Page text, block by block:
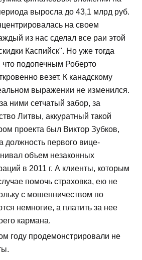
выросла до 43,1 млрд руб.
на своем
из нас сделал все раи этой
Каспийск". Но уже тогда
что подопечным Роберто
везет. К канадскому
выражении не изменился.
ними сетчатый забор, за
Литвы, аккуратный такой
проекта был Виктор Зубков,
должность первого вице-
объем незаконных
в 2011 г. А клиенты, которым
помочь страховка, ею не
с мошенничеством по
немногие, а платить за нее
кармана.
году продемонстрировали не